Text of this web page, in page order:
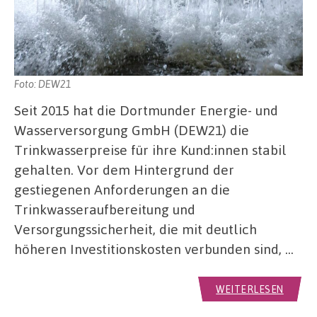
Foto: DEW21
Seit 2015 hat die Dortmunder Energie- und
Wasserversorgung GmbH (DEW21) die
Trinkwasserpreise für ihre Kund:innen stabil
gehalten. Vor dem Hintergrund der
gestiegenen Anforderungen an die
Trinkwasseraufbereitung und
Versorgungssicherheit, die mit deutlich
höheren Investitionskosten verbunden sind, …
WEITERLESEN